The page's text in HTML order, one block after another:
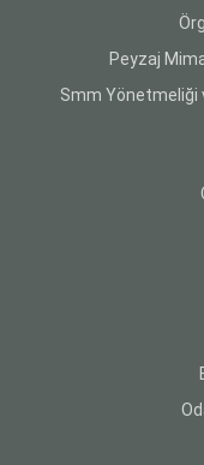
Peyzaj
Smm Yönetmeliği